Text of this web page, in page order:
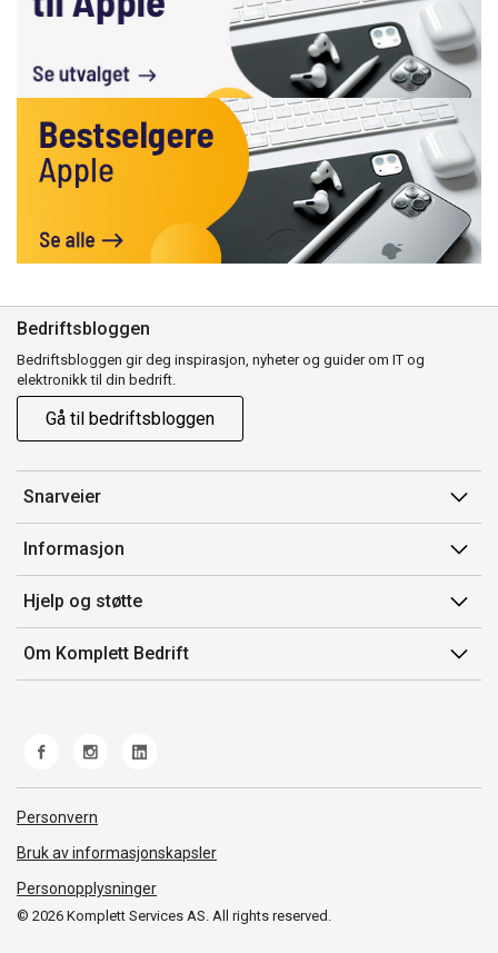
Bedriftsbloggen
Bedriftsbloggen gir deg inspirasjon, nyheter og guider om IT og
elektronikk til din bedrift.
Gå til bedriftsbloggen
Snarveier
Min side
Ordreoversikt
Mine produkter
Informasjon
Salgsbetingelser
Avtalevilkår for Komplett Bedrift Pluss
Produsenter
Hjelp og støtte
Kontakt oss
Retur
Ofte stilte spørsmål
Om Komplett Bedrift
© 2026 Komplett Services AS. All rights reserved.
Personvern
Bruk av informasjonskapsler
Personopplysninger